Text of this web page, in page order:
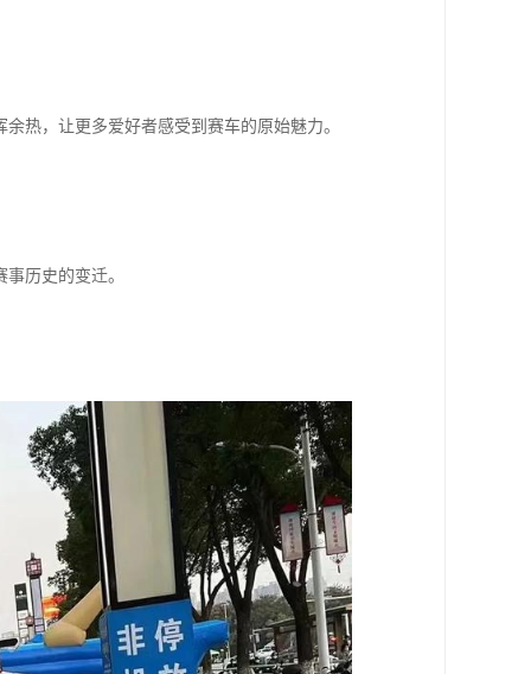
热，让更多爱好者感受到赛车的原始魅力。
历史的变迁。